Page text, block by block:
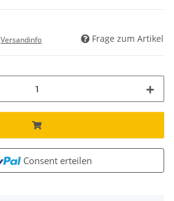
Versandinfo Frage zum Artikel
Consent erteilen